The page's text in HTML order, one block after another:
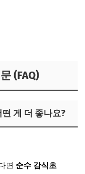
(FAQ)
게 더 좋나요?
면 순수 감식초